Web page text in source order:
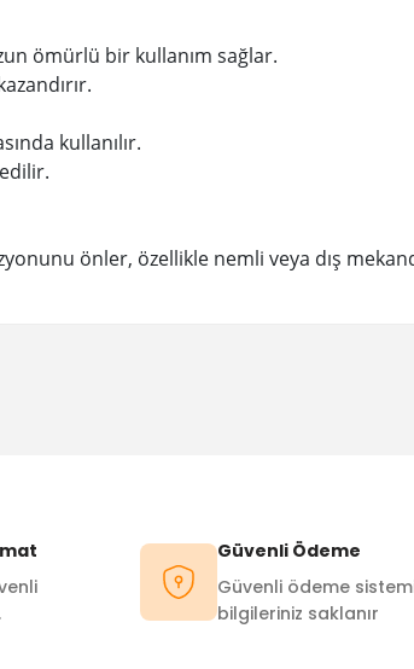
ömürlü bir kullanım sağlar.
kullanılır.
önler, özellikle nemli veya dış
Yorum Yaz
Güvenli Ödeme
Güvenli ödeme
bilgileriniz saklanır